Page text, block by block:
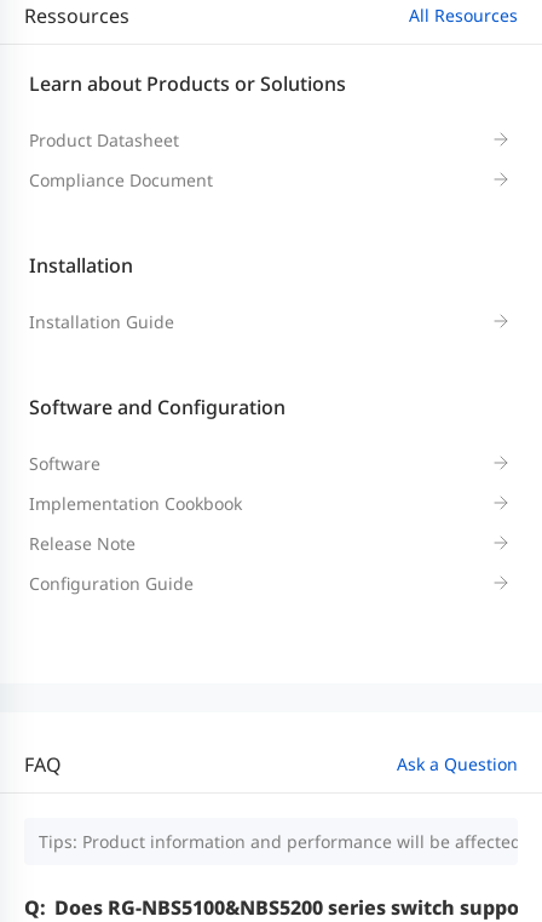
Ressources All Resources
Learn about Products or Solutions
Product Datasheet
Compliance Document
Installation
Installation Guide
Software and Configuration
Software
Implementation Cookbook
Release Note
Configuration Guide
FAQ Ask a Question
Tips: Product information and performance will be affected
Does RG-NBS5100&NBS5200 series switch support